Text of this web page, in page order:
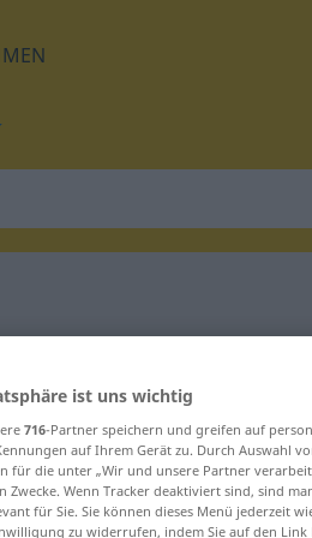
"ensporet"
ist uns wichtig
716-Partner speichern und greifen auf
auf Ihrem Gerät zu. Durch Auswahl
für die unter „Wir und unsere Partner
Zwecke. Wenn Tracker deaktiviert sind, sind
für Sie. Sie können dieses Menü jederzeit
zu widerrufen, indem Sie auf den